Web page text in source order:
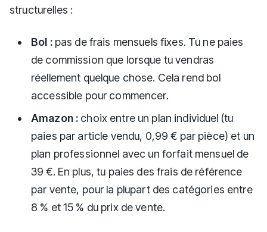
structurelles :
Bol :pas de frais mensuels fixes. Tu ne paies
de commission que lorsque tu vendras
réellement quelque chose. Cela rend bol
accessible pour commencer.
Amazon : choix entre un plan individuel (tu
paies par article vendu, 0,99 € par pièce) et un
plan professionnel avec un forfait mensuel de
39 €. En plus, tu paies des frais de référence
par vente, pour la plupart des catégories entre
8 % et 15 % du prix de vente.